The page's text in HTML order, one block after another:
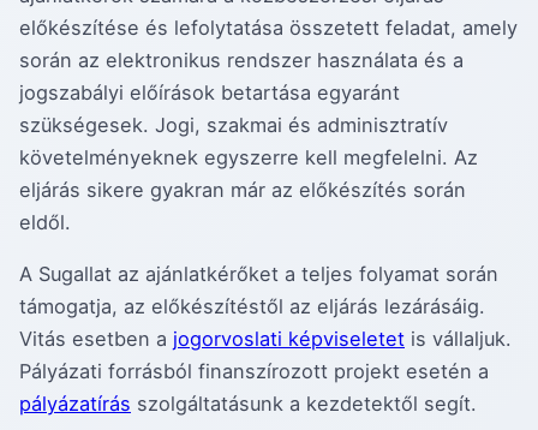
előkészítése és lefolytatása összetett feladat, amely
során az elektronikus rendszer használata és a
jogszabályi előírások betartása egyaránt
szükségesek. Jogi, szakmai és adminisztratív
követelményeknek egyszerre kell megfelelni. Az
eljárás sikere gyakran már az előkészítés során
eldől.
A Sugallat az ajánlatkérőket a teljes folyamat során
támogatja, az előkészítéstől az eljárás lezárásáig.
Vitás esetben a jogorvoslati képviseletet is vállaljuk.
Pályázati forrásból finanszírozott projekt esetén a
pályázatírás szolgáltatásunk a kezdetektől segít.